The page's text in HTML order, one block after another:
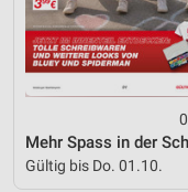
Mehr Spass in der
Gültig bis Do. 01.10.
Verwendung
Inhalten
Verwendung
Geräte anhand von
Informationen